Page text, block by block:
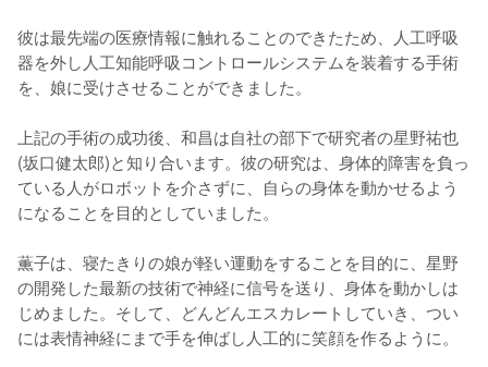
彼は最先端の医療情報に触れることのできたため、人工呼吸
器を外し人工知能呼吸コントロールシステムを装着する手術
を、娘に受けさせることができました。
上記の手術の成功後、和昌は自社の部下で研究者の星野祐也
(坂口健太郎)と知り合います。彼の研究は、身体的障害を負っ
ている人がロボットを介さずに、自らの身体を動かせるよう
になることを目的としていました。
薫子は、寝たきりの娘が軽い運動をすることを目的に、星野
の開発した最新の技術で神経に信号を送り、身体を動かしは
じめました。そして、どんどんエスカレートしていき、つい
には表情神経にまで手を伸ばし人工的に笑顔を作るように。